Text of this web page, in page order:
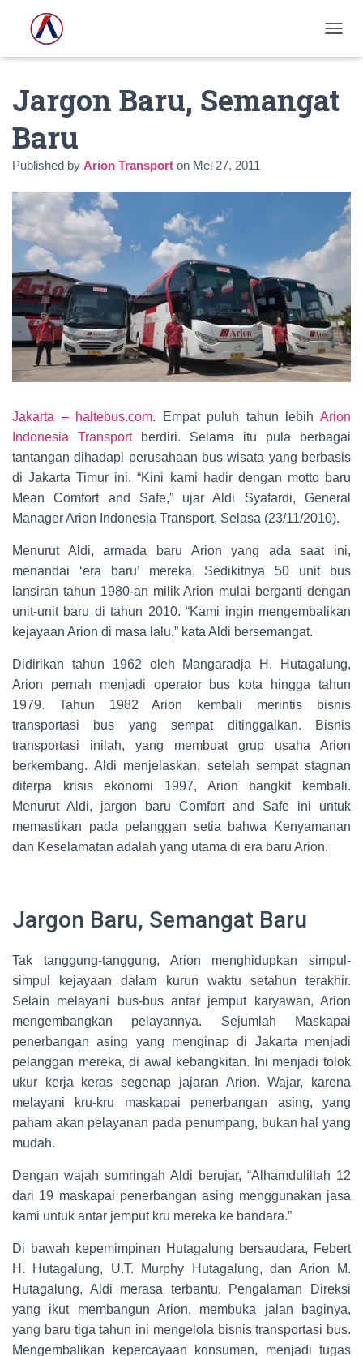
O
G
S
I
Jargon Baru, Semangat
Baru
Published by Arion Transport on Mei 27, 2011
Jakarta – haltebus.com. Empat puluh tahun lebihArion
Indonesia Transportberdiri. Selama itu pula berbagai
tantangan dihadapi perusahaan bus wisata yang berbasis
di Jakarta Timur ini. “Kini kami hadir dengan motto baru
Mean Comfort and Safe,” ujar Aldi Syafardi, General
Manager Arion Indonesia Transport, Selasa (23/11/2010).
Menurut Aldi, armada baru Arion yang ada saat ini,
menandai ‘era baru’ mereka. Sedikitnya 50 unit bus
lansiran tahun 1980-an milik Arion mulai berganti dengan
unit-unit baru di tahun 2010. “Kami ingin mengembalikan
kejayaan Arion di masa lalu,” kata Aldi bersemangat.
Didirikan tahun 1962 oleh Mangaradja H. Hutagalung,
Arion pernah menjadi operator bus kota hingga tahun
1979. Tahun 1982 Arion kembali merintis bisnis
transportasi bus yang sempat ditinggalkan. Bisnis
transportasi inilah, yang membuat grup usaha Arion
berkembang. Aldi menjelaskan, setelah sempat stagnan
diterpa krisis ekonomi 1997, Arion bangkit kembali.
Menurut Aldi, jargon baru Comfort and Safe ini untuk
memastikan pada pelanggan setia bahwa Kenyamanan
dan Keselamatan adalah yang utama di era baru Arion.
Jargon Baru, Semangat Baru
Tak tanggung-tanggung, Arion menghidupkan simpul-
simpul kejayaan dalam kurun waktu setahun terakhir.
Selain melayani bus-bus antar jemput karyawan, Arion
mengembangkan pelayannya. Sejumlah Maskapai
penerbangan asing yang menginap di Jakarta menjadi
pelanggan mereka, di awal kebangkitan. Ini menjadi tolok
ukur kerja keras segenap jajaran Arion. Wajar, karena
melayani kru-kru maskapai penerbangan asing, yang
paham akan pelayanan pada penumpang, bukan hal yang
mudah.
Dengan wajah sumringah Aldi berujar, “Alhamdulillah 12
dari 19 maskapai penerbangan asing menggunakan jasa
kami untuk antar jemput kru mereka ke bandara.”
Di bawah kepemimpinan Hutagalung bersaudara, Febert
H. Hutagalung, U.T. Murphy Hutagalung, dan Arion M.
Hutagalung, Aldi merasa terbantu. Pengalaman Direksi
yang ikut membangun Arion, membuka jalan baginya,
yang baru tiga tahun ini mengelola bisnis transportasi bus.
Mengembalikan kepercayaan konsumen, menjadi tugas